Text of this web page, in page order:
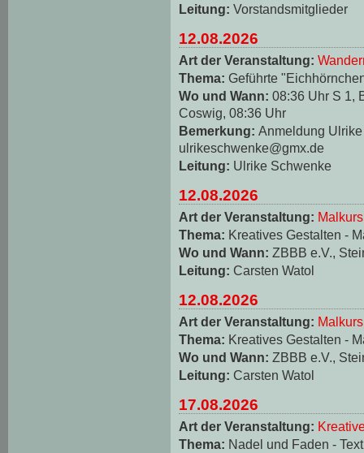
Leitung: Vorstandsmitglieder
12.08.2026
Art der Veranstaltung:
Thema: Geführte
Wo und Wann: 08:36 Uhr S 1,
Coswig, 08:36 Uhr
Bemerkung: Anmeldung
ulrikeschwenke@gmx.de
Leitung: Ulrike Schwenke
12.08.2026
Art der Veranstaltung: Malkurs
Thema: Kreatives Gestalten -
Wo und Wann: ZBBB e.V.,
Leitung: Carsten Watol
12.08.2026
Art der Veranstaltung: Malkurs
Thema: Kreatives Gestalten -
Wo und Wann: ZBBB e.V.,
Leitung: Carsten Watol
17.08.2026
Art der Veranstaltung:
Thema: Nadel und Faden -